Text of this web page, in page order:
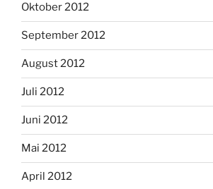
Oktober 2012
September 2012
August 2012
Juli 2012
Juni 2012
Mai 2012
April 2012